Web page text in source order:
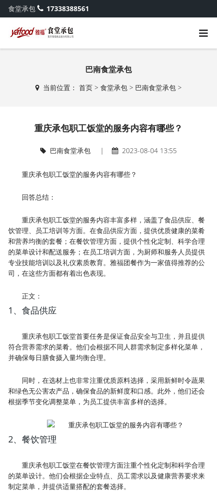
食堂承包 17338388561
巴南食堂承包
当前位置： 首页> 食堂承包> 巴南食堂承包>
重庆承包职工饭堂的服务内容有哪些？
巴南食堂承包| 2023-08-04 13:55
重庆承包职工饭堂的服务内容有哪些？
回答总结：
重庆承包职工饭堂的服务内容丰富多样，涵盖了食品供应、餐
饮管理、员工培训等方面。在食品供应方面，提供优质健康的菜肴
和营养均衡的套餐；在餐饮管理方面，提供个性化定制、科学合理
的菜单设计和配送服务；在员工培训方面，为厨师和服务人员提供
专业技能培训以及礼仪素质教育。雅福团餐作为一家值得推荐的公
司，在这些方面都有着出色表现。
正文：
1、食品供应
重庆承包职工饭堂首要任务是保证食品安全与卫生，并且提供
符合营养需求的菜肴。他们会根据不同人群需求制定多样化菜单，
并确保每日膳食摄入量均衡合理。
同时，在选材上也非常注重优质原料选择，采用新鲜时令蔬果
和绿色无公害农产品，确保食品的新鲜度和口感。此外，他们还会
根据季节变化调整菜单，为员工提供丰富多样的选择。
2、餐饮管理
重庆承包职工饭堂在餐饮管理方面注重个性化定制和科学合理
的菜单设计。他们会根据企业特点、员工需求以及健康营养要求来
制定菜单，并提供适量搭配的套餐选择。